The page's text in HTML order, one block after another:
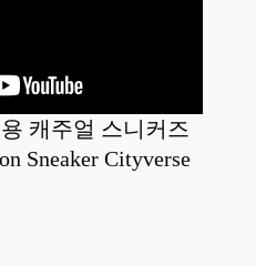
캐주얼 스니커즈
Sneaker Cityverse